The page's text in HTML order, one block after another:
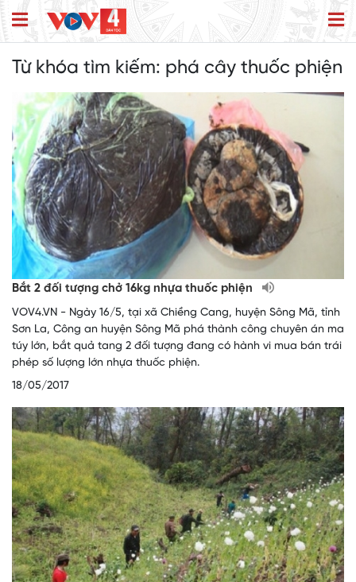
Từ khóa tìm kiếm: phá cây thuốc phiện
Bắt 2 đối tượng chở 16kg nhựa thuốc phiện
VOV4.VN - Ngày 16/5, tại xã Chiềng Cang, huyện Sông Mã, tỉnh
Sơn La, Công an huyện Sông Mã phá thành công chuyên án ma
túy lớn, bắt quả tang 2 đối tượng đang có hành vi mua bán trái
phép số lượng lớn nhựa thuốc phiện.
18/05/2017